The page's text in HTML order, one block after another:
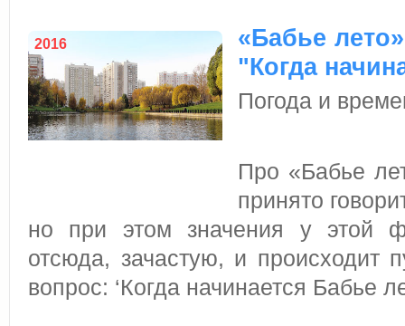
2016
«Бабье
"Когда
Погода и
Про «Бабье
принято
но при этом значения у этой
отcюда, зачастую, и происходит
вопрос: ‘Когда начинается Бабье